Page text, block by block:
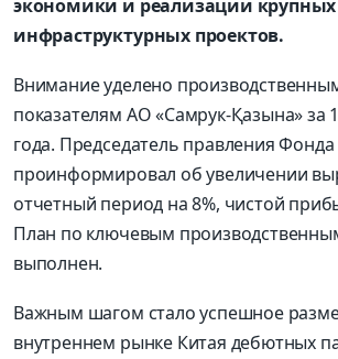
экономики и реализации крупных
инфраструктурных проектов.
Внимание уделено
показателям АО «Самрук-Қазына» за
года. Председатель правления
проинформировал об увеличении
отчетный период на 8%, чистой
План по ключевым
выполнен.
Важным шагом стало успешное
внутреннем рынке Китая дебютных